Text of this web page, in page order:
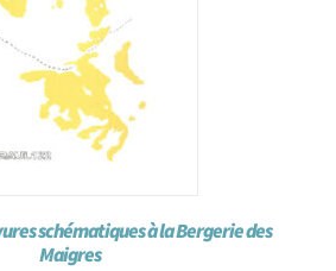
schématiques à la Bergerie des
Maigres